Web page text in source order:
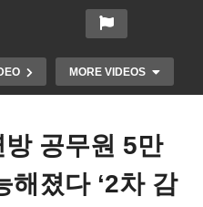
MORE VIDEOS
공무원 5만
해졌다 ‘2차 감